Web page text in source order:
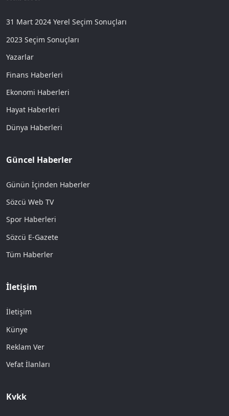
31 Mart 2024 Yerel Seçim Sonuçları
2023 Seçim Sonuçları
Yazarlar
Finans Haberleri
Ekonomi Haberleri
Hayat Haberleri
Dünya Haberleri
Güncel Haberler
Günün İçinden Haberler
Sözcü Web TV
Spor Haberleri
Sözcü E-Gazete
Tüm Haberler
İletişim
İletişim
Künye
Reklam Ver
Vefat İlanları
Kvkk